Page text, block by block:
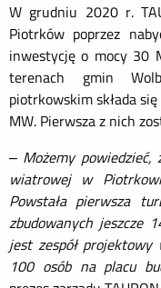
W grudniu 2020 r.
Piotrków poprzez
inwestycję o mocy 30
terenach gmin
piotrkowskim składa
MW. Pierwsza z nich
– Możemy
wiatrowej w
Powstała pierwsza
zbudowanych jeszcze
jest zespół
100 osób na placu